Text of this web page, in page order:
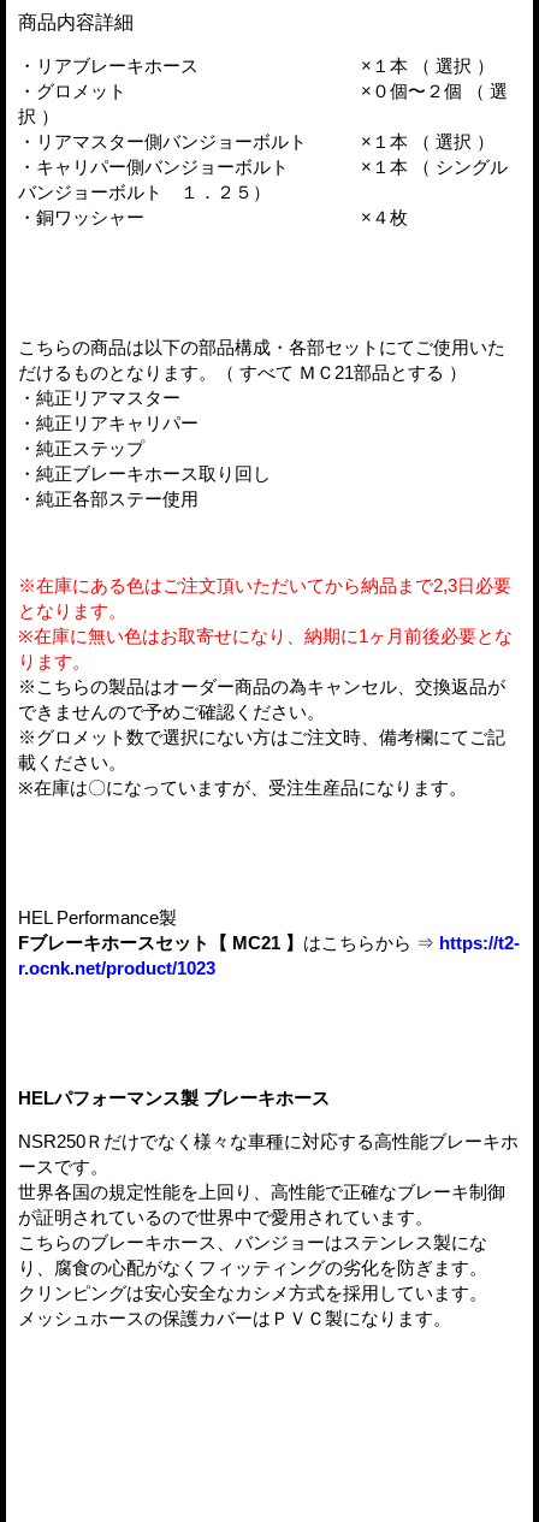
商品内容詳細
・リアブレーキホース ×１本 （ 選択 ）
・グロメット ×０個〜２個 （ 選
択 ）
・リアマスター側バンジョーボルト ×１本 （ 選択 ）
・キャリパー側バンジョーボルト ×１本 （ シングル
バンジョーボルト １．２５）
・銅ワッシャー ×４枚
こちらの商品は以下の部品構成・各部セットにてご使用いた
だけるものとなります。（ すべて ＭＣ21部品とする ）
・純正リアマスター
・純正リアキャリパー
・純正ステップ
・純正ブレーキホース取り回し
・純正各部ステー使用
※在庫にある色はご注文頂いただいてから納品まで2,3日必要
となります。
※在庫に無い色はお取寄せになり、納期に1ヶ月前後必要とな
ります。
※こちらの製品はオーダー商品の為キャンセル、交換返品が
できませんので予めご確認ください。
※グロメット数で選択にない方はご注文時、備考欄にてご記
載ください。
※在庫は〇になっていますが、受注生産品になります。
HEL Performance製
Fブレーキホースセット【 MC21 】 はこちらから ⇒ https://t2-
r.ocnk.net/product/1023
HELパフォーマンス製 ブレーキホース
NSR250Ｒだけでなく様々な車種に対応する高性能ブレーキホ
ースです。
世界各国の規定性能を上回り、 高性能で正確なブレーキ制御
が証明されているので世界中で愛用されています。
こちらのブレーキホース、バンジョーはステンレス製にな
り、 腐食の心配がなくフィッティングの劣化を防ぎます。
クリンピングは安心安全なカシメ方式を採用しています。
メッシュホースの保護カバーはＰＶＣ製になります。